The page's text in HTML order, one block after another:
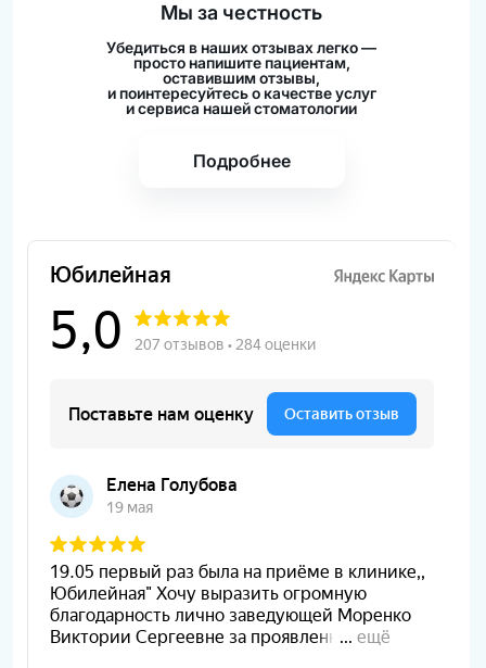
Мы за честность
Убедиться в наших отзывах легко —
просто напишите пациентам,
оставившим отзывы,
и поинтересуйтесь о качестве услуг
и сервиса нашей стоматологии
Подробнее